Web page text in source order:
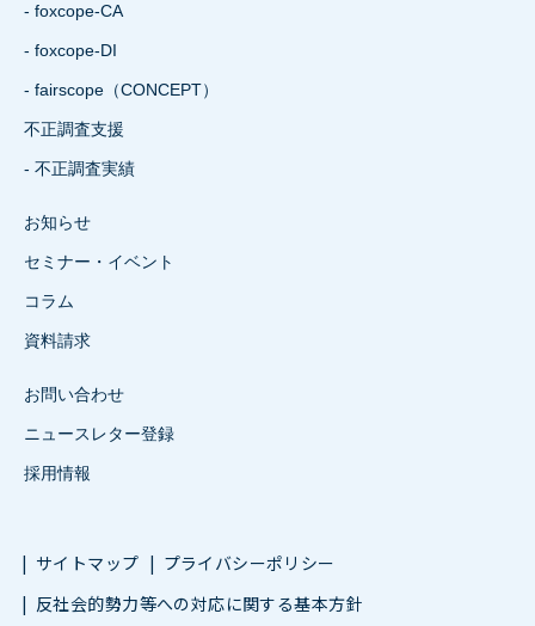
- foxcope-CA
- foxcope-DI
- fairscope（CONCEPT）
不正調査支援
- 不正調査実績
お知らせ
セミナー・イベント
コラム
資料請求
お問い合わせ
ニュースレター登録
採用情報
サイトマップ
プライバシーポリシー
反社会的勢力等への対応に関する基本方針